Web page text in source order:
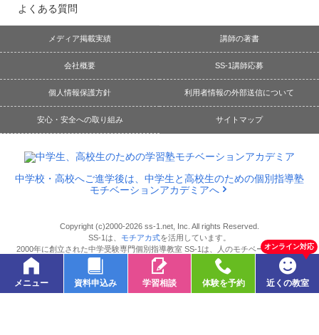
よくある質問
メディア掲載実績 講師の著書
会社概要 SS-1講師応募
個人情報保護方針 利用者情報の外部送信について
安心・安全への取り組み サイトマップ
中学校・高校へご進学後は、中学生と高校生のための個別指導塾
モチベーションアカデミアへ
Copyright (c)2000-2026 ss-1.net, Inc. All rights Reserved.
SS-1は、 モチアカ式を活用しています。
2000年に創立された中学受験専門個別指導教室 SS-1は、人のモチベーションとエ
ンゲージメントを大切にするリンクアンドモチベーショングループのノウハウを活
用した学習塾です。
メニュー 資料申込み 学習相談 体験を予約 近くの教室
オンライン対応